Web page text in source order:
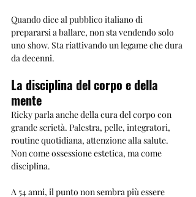
Quando dice al pubblico italiano di
prepararsi a ballare, non sta vendendo solo
uno show. Sta riattivando un legame che dura
da decenni.
La disciplina del corpo e della
mente
Ricky parla anche della cura del corpo con
grande serietà. Palestra, pelle, integratori,
routine quotidiana, attenzione alla salute.
Non come ossessione estetica, ma come
disciplina.
A 54 anni, il punto non sembra più essere